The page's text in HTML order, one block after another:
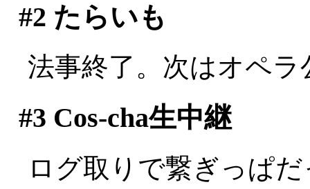
#2 たらいも
法事終了。次はオペラ
#3 Cos-cha生中継
ログ取りで繋ぎっぱ